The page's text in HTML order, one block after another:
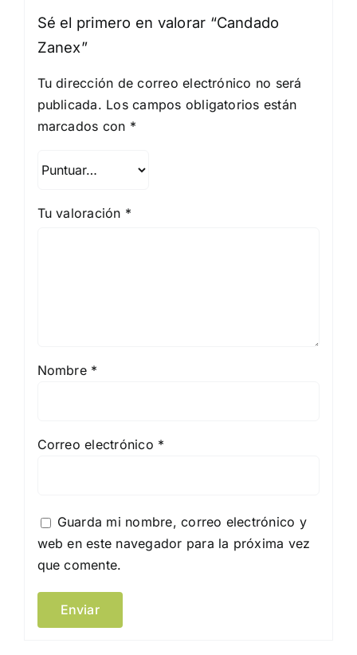
Sé el primero en valorar “Candado
Zanex”
Tu dirección de correo electrónico no será
publicada. Los campos obligatorios están
marcados con *
Tu valoración *
Nombre *
Correo electrónico *
Guarda mi nombre, correo electrónico y
web en este navegador para la próxima vez
que comente.